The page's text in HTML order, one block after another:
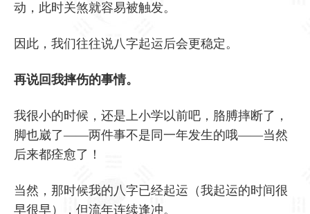
动，此时关煞就容易被触发。
因此，我们往往说八字起运后会更稳定。
再说回我摔伤的事情。
我很小的时候，还是上小学以前吧，胳膊摔断了，
脚也崴了——两件事不是同一年发生的哦——当然
后来都痊愈了！
当然，那时候我的八字已经起运（我起运的时间很
早很早），但流年连续逢冲。